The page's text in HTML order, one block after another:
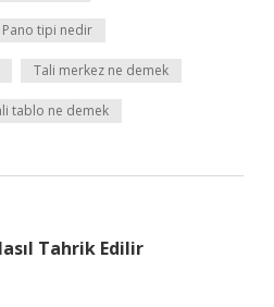
Pano tipi nedir
Tali merkez ne demek
tablo ne demek
Tahrik Edilir